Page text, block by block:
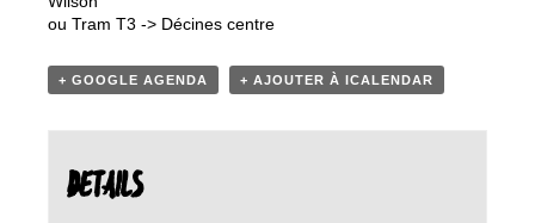
ou Tram T3 -> Décines centre
+ GOOGLE AGENDA + AJOUTER À ICALENDAR
DETAILS